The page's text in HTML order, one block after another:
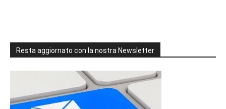
Resta aggiornato con la nostra Newsletter